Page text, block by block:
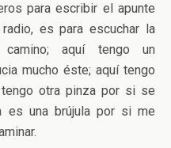
para escribir el apunte
es para escuchar la
aquí tengo un
mucho éste; aquí tengo
otra pinza por si se
es una brújula por si me